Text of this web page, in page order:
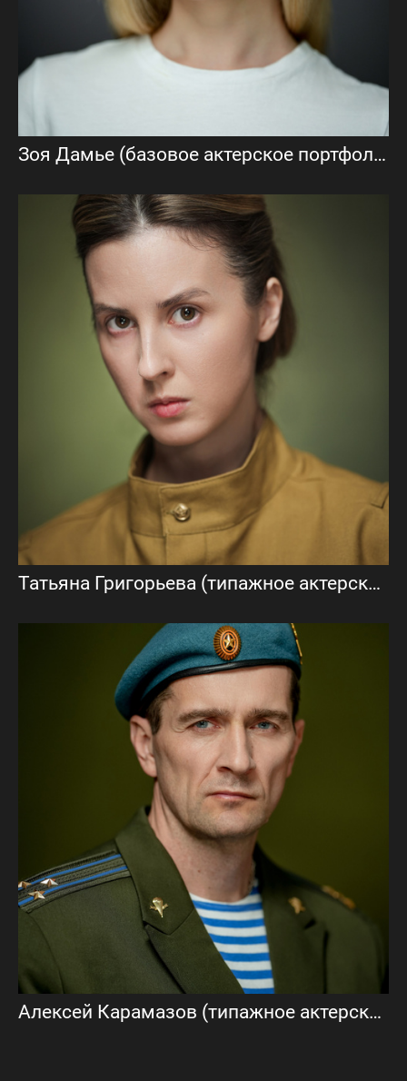
Зоя Дамье (базовое актерское портфолио)
Татьяна Григорьева (типажное актерское портфолио)
Алексей Карамазов (типажное актерское портфолио)